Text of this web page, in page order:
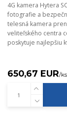
4G kamera Hytera
fotografie a
telesná kamera
veliteľského centra
poskytuje najlepšiu
650,67 EUR/ks